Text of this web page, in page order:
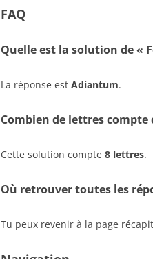
FAQ
Quelle est la solution de «
La réponse est Adiantum.
Combien de lettres
Cette solution compte 8 lettres.
Où retrouver toutes les
Tu peux revenir à la page